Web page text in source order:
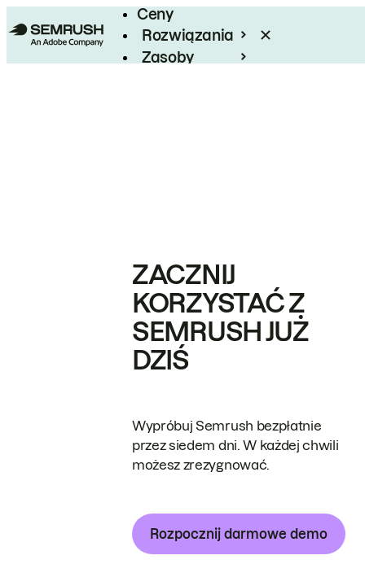
Ceny
Rozwiązania
Zasoby
ZACZNIJ
KORZYSTAĆ Z
SEMRUSH JUŻ
DZIŚ
Wypróbuj Semrush bezpłatnie
przez siedem dni. W każdej chwili
możesz zrezygnować.
Rozpocznij darmowe demo